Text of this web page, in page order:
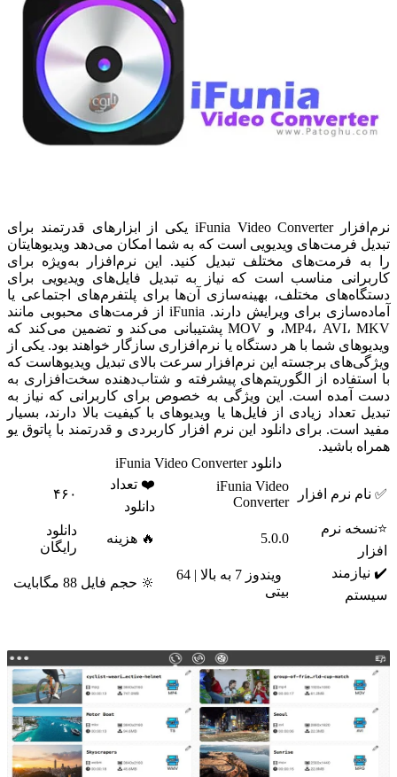
نرم‌افزار iFunia Video Converter یکی از ابزارهای قدرتمند برای
تبدیل فرمت‌های ویدیویی است که به شما امکان می‌دهد ویدیوهایتان
را به فرمت‌های مختلف تبدیل کنید. این نرم‌افزار به‌ویژه برای
کاربرانی مناسب است که نیاز به تبدیل فایل‌های ویدیویی برای
دستگاه‌های مختلف، بهینه‌سازی آن‌ها برای پلتفرم‌های اجتماعی یا
آماده‌سازی برای ویرایش دارند. iFunia از فرمت‌های محبوبی مانند
MP4، AVI، MKV، و MOV پشتیبانی می‌کند و تضمین می‌کند که
ویدیوهای شما با هر دستگاه یا نرم‌افزاری سازگار خواهند بود. یکی از
ویژگی‌های برجسته این نرم‌افزار سرعت بالای تبدیل ویدیوهاست که
با استفاده از الگوریتم‌های پیشرفته و شتاب‌دهنده سخت‌افزاری به
دست آمده است. این ویژگی به خصوص برای کاربرانی که نیاز به
تبدیل تعداد زیادی از فایل‌ها یا ویدیوهای با کیفیت بالا دارند، بسیار
مفید است. برای دانلود این نرم افزار کاربردی و قدرتمند با پاتوق یو
همراه باشید.
دانلود iFunia Video Converter
✅ نام نرم افزار
iFunia Video
Converter
❤️ تعداد
دانلود
۴۶۰
⭐نسخه نرم
افزار
5.0.0 🔥 هزینه
دانلود
رایگان
✔️ نیازمند
سیستم
ویندوز 7 به بالا | 64
بیتی
🔆 حجم فایل 88 مگابایت